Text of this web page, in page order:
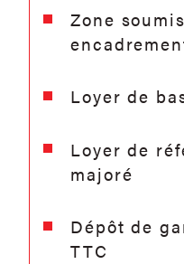
Zone
Loyer de
Loyer de
majoré
Dépôt de
TTC